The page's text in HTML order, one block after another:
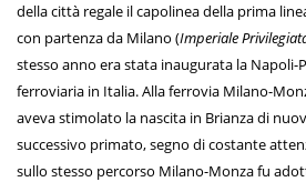
della città regale il capolinea della prima
con partenza da Milano (Imperiale
stesso anno era stata inaugurata la
ferroviaria in Italia. Alla ferrovia Milano-
aveva stimolato la nascita in Brianza di
successivo primato, segno di costante
sullo stesso percorso Milano-Monza fu